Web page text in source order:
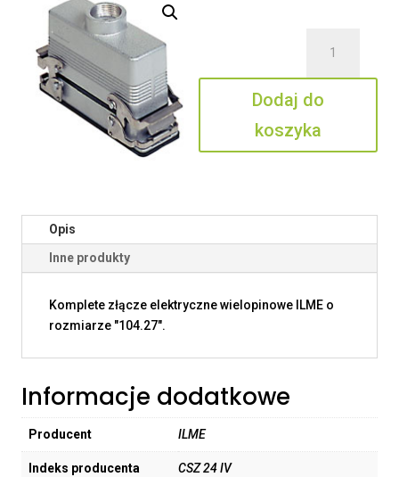
24
IV
Dodaj do
koszyka
Opis
Inne produkty
Komplete złącze elektryczne wielopinowe ILME o
rozmiarze "104.27".
Informacje dodatkowe
Producent ILME
Indeks producenta CSZ 24 IV